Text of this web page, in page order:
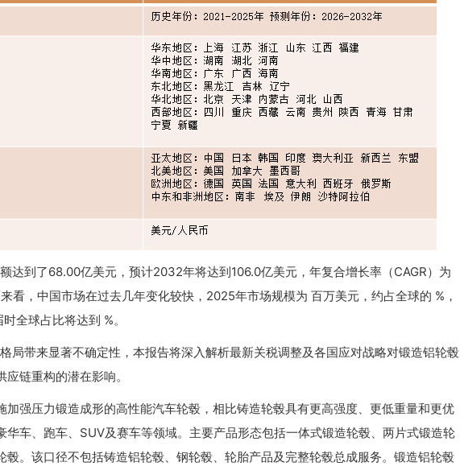
达到了68.00亿美元，预计2032年将达到106.0亿美元，年复合增长率（CAGR）为
看，中国市场在过去几年变化较快，2025年市场规模为 百万美元，约占全球的 %，
全球占比将达到 %。
局带来显著不确定性，本报告将深入解析最新关税调整及各国应对战略对锻造铝轮毂
链重构的潜在影响。
加强压力锻造成形的高性能汽车轮毂，相比铸造轮毂具有更高强度、更低重量和更优
华车、跑车、SUV及赛车等领域。主要产品形态包括一体式锻造轮毂、两片式锻造轮
毂。该口径不包括铸造铝轮毂、钢轮毂、轮胎产品及完整轮毂总成服务。锻造铝轮毂